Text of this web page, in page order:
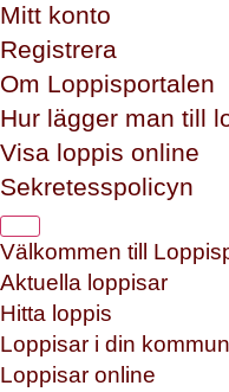
Mitt konto
Registrera
Om Loppisportalen
Hur lägger man till
Visa loppis online
Sekretesspolicyn
Välkommen till
Aktuella loppisar
Hitta loppis
Loppisar i din kommun
Loppisar online